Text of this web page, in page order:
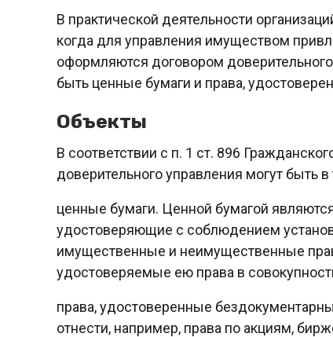
В практической деятельности
когда для управления имуществом
оформляются договором
быть ценные бумаги и права,
Объекты
В соответствии с п. 1 ст. 896
доверительного управления могут быть
ценные бумаги. Ценной бумагой
удостоверяющие с соблюдением
имущественные и неимущественные
удостоверяемые ею права в
права, удостоверенные
отнести, например, права по акциям,